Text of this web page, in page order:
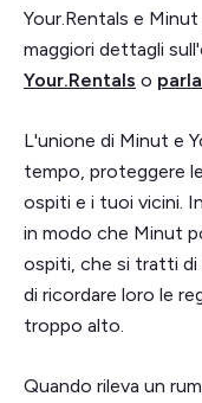
Your.Rentals e
maggiori dettagli
Your.Rentals o
L'unione di Minut e
tempo, proteggere
ospiti e i tuoi vicini.
in modo che Minut
ospiti, che si tratti di
di ricordare loro le
troppo alto.
Quando rileva un